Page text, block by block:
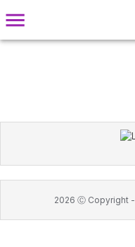
2026 Ⓒ Copyright -